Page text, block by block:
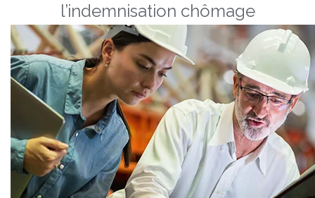
l’indemnisation chômage